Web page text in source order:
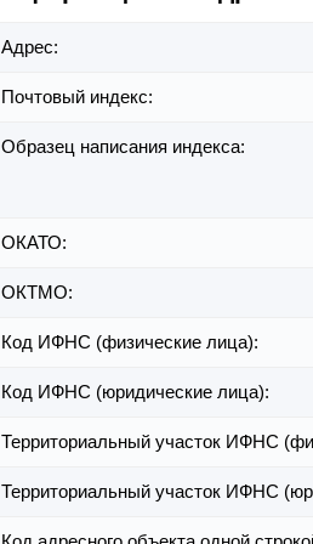
Адрес:
Почтовый индекс:
Образец написания индекса:
ОКАТО:
ОКТМО:
Код ИФНС (физические лица):
Код ИФНС (юридические лица):
Территориальный участок ИФНС
Территориальный участок ИФНС